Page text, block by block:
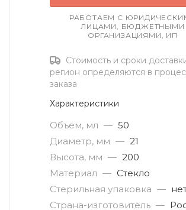
РАБОТАЕМ С
ЛИЦАМИ, БЮДЖЕТНЫМИ
ОРГАНИЗАЦИЯМИ, ИП
Стоимость и сроки
регион определяются в
заказа
Характеристики
Объем, мл — 50
Диаметр, мм — 21
Высота, мм — 200
Материал — Стекло
Стерильная упаковка —
Страна-изготовитель —